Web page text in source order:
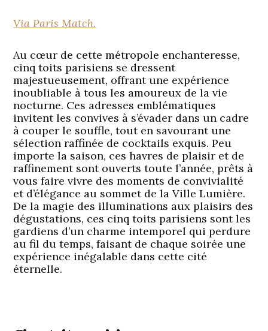
Via Paris Match.
Au cœur de cette métropole enchanteresse,
cinq toits parisiens se dressent
majestueusement, offrant une expérience
inoubliable à tous les amoureux de la vie
nocturne. Ces adresses emblématiques
invitent les convives à s’évader dans un cadre
à couper le souffle, tout en savourant une
sélection raffinée de cocktails exquis. Peu
importe la saison, ces havres de plaisir et de
raffinement sont ouverts toute l’année, prêts à
vous faire vivre des moments de convivialité
et d’élégance au sommet de la Ville Lumière.
De la magie des illuminations aux plaisirs des
dégustations, ces cinq toits parisiens sont les
gardiens d’un charme intemporel qui perdure
au fil du temps, faisant de chaque soirée une
expérience inégalable dans cette cité
éternelle.